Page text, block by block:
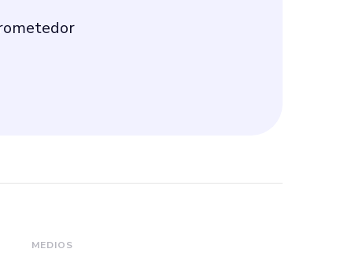
MEDIOS